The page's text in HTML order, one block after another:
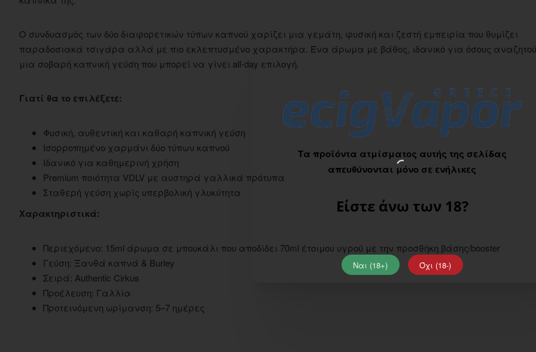
Τα προϊόντα ατμίσματος αυτής της σελίδας
απευθύνονται μόνο σε ενήλικες
Είστε άνω των 18?
Ναι (18+) Όχι (18-)
Ο συνδυασμός των δύο διαφορετικών τύπων καπνού χαρίζει μια γεμάτη, φυσική και ζεστή εμπειρία που θυμίζει
παραδοσιακά τσιγάρα αλλά με πιο εκλεπτυσμένο χαρακτήρα. Ένα άρωμα με βάθος, ιδανικό για όσους
μια σοβαρή καπνική γεύση που μπορεί να γίνει all-day επιλογή.
Γιατί θα το επιλέξετε:
Φυσική, αυθεντική και καθαρή καπνική γεύση
Ισορροπημένο χαρμάνι δύο τύπων καπνού
Ιδανικό για καθημερινή χρήση
Premium ποιότητα VDLV με αυστηρά γαλλικά πρότυπα
Σταθερή γεύση χωρίς υπερβολική γλυκύτητα
Χαρακτηριστικά:
Περιεχόμενο: 15ml άρωμα σε μπουκάλι που αποδίδει 70ml έτοιμου υγρού με την προσθήκη βάσης/booster
Γεύση: Ξανθά καπνά & Burley
Σειρά: Authentic Cirkus
Προέλευση: Γαλλία
Προτεινόμενη ωρίμανση: 5–7 ημέρες